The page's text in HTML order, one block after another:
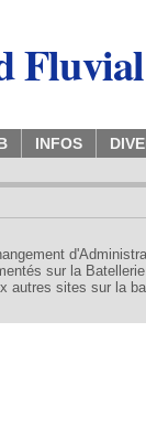
Fluvial
INFOS
sur la
autres sites sur la